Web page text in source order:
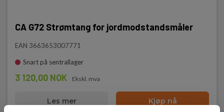
CA G72 Strømtang for jordmodstandsmåler
EAN 3663653007771
Snart på sentrallager
3 120,00 NOK Ekskl. mva
Les mer Kjøp nå